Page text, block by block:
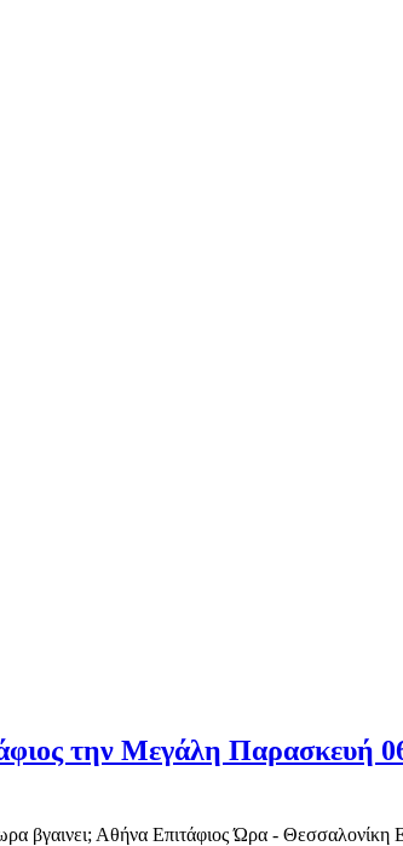
την Μεγάλη Παρασκευή
βγαινει; Αθήνα Επιτάφιος Ώρα - Θεσσαλονίκη